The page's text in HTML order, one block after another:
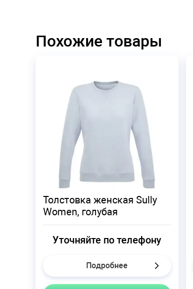
Похожие товары
Толстовка женская Sully
Women, голубая
Уточняйте по телефону
Подробнее